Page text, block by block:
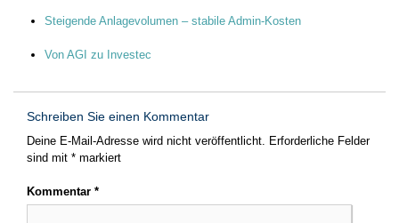
Steigende Anlagevolumen – stabile Admin-Kosten
Von AGI zu Investec
Schreiben Sie einen Kommentar
Deine E-Mail-Adresse wird nicht veröffentlicht. Erforderliche Felder
sind mit * markiert
Kommentar *